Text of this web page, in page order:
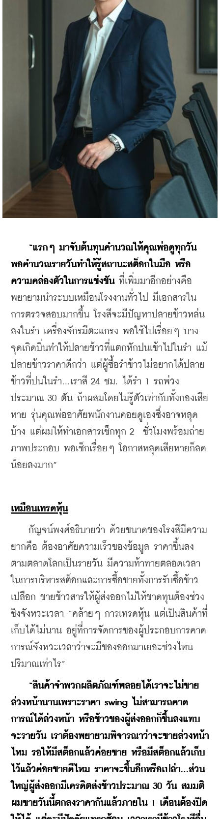
“แรกๆ มาจับต้นทุนคำนวณให้คุณพ่อดูทุกวัน
พอคำนวณรายวันทำให้รู้สถานะสต็อกในมือ หรือ
ความคล่องตัวในการแข่งขัน ที่เพิ่มมาอีกอย่างคือ
พยายามนำระบบเหมือนโรงงานทั่วไป มีเอกสารใน
การตรวจสอบมากขึ้น โรงสีจะมีปัญหาปลายข้าวหล่น
ลงในรำ เครื่องจักรมีตะแกรง พอใช้ไปเรื่อยๆ บาง
จุดเกิดบิ่นทำให้ปลายข้าวที่แตกหักปนเข้าไปในรำ แม้
ปลายข้าวราคาดีกว่า แต่ผู้ซื้อรำข้าวไม่อยากได้ปลาย
ข้าวที่ปนในรำ...เราสี 24 ชม. ได้รำ 1 รถพ่วง
ประมาณ 30 ตัน ถ้าผสมโดยไม่รู้ตัวเท่ากับทั้งกองเสีย
หาย รุ่นคุณพ่ออาศัยพนักงานคอยดูเองซึ่งอาจหลุด
บ้าง แต่ผมให้ทำเอกสารเช็กทุก 2  ชั่วโมงพร้อมถ่าย
ภาพประกอบ พอเช็กเรื่อยๆ โอกาสหลุดเสียหายก็ลด
น้อยลงมาก”
เหมือนเทรดหุ้น
กัญจน์พงศ์อธิบายว่า ด้วยขนาดของโรงสีมีความ
ยากคือ ต้องอาศัยความเร็วของข้อมูล ราคาขึ้นลง
ตามตลาดโลกเป็นรายวัน มีความท้าทายตลอดเวลา
ในการบริหารสต็อกและการซื้อขายทั้งการรับซื้อข้าว
เปลือก ขายข้าวสารให้ผู้ส่งออกไม่ให้ขาดทุนต้องช่วง
ชิงจังหวะเวลา “คล้ายๆ การเทรดหุ้น แต่เป็นสินค้าที่
เก็บได้ไม่นาน อยู่ที่การจัดการของผู้ประกอบการคาด
การณ์จังหวะเวลาว่าจะมีของออกมาเยอะช่วงไหน
ปริมาณเท่าไร”
“สินค้าจำพวกผลิตภัณฑ์พลอยได้เราจะไม่ขาย
ล่วงหน้านานเพราะราคา swing ไม่สามารถคาด
การณ์ได้ล่วงหน้า หรือข้าวของผู้ส่งออกก็ขึ้นลงแทบ
จะรายวัน เราต้องพยายามพิจารณาว่าจะขายล่วงหน้า
ไหม รอให้มีสต็อกแล้วค่อยขาย หรือมีสต็อกแล้วเก็บ
ไว้แล้วค่อยขายดีไหม ราคาจะขึ้นอีกหรือเปล่า...ส่วน
ใหญ่ผู้ส่งออกมีเครดิตส่งข้าวประมาณ 30 วัน สมมติ
ผมขายวันนี้ตกลงราคากันแล้วภายใน 1 เดือนต้องปิด